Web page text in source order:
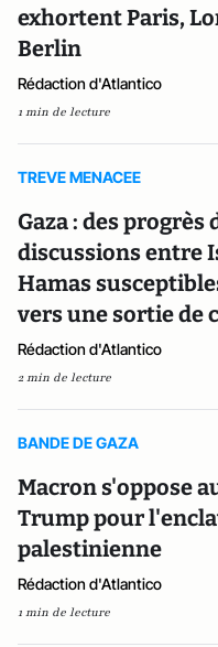
exhortent Paris,
Berlin
Rédaction d'Atlantico
1 min de lecture
TREVE MENACEE
Gaza : des progrès
discussions entre
Hamas
vers une sortie de
Rédaction d'Atlantico
2 min de lecture
BANDE DE GAZA
Macron s'oppose
Trump pour
palestinienne
Rédaction d'Atlantico
1 min de lecture